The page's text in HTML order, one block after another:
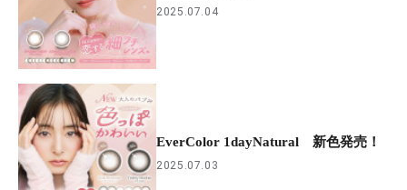
2025.07.04
EverColor 1dayNatural 新色発売！
2025.07.03